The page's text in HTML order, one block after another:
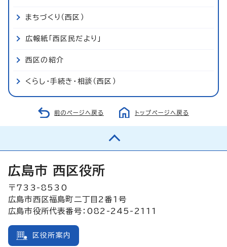
まちづくり（西区）
広報紙「西区民だより」
西区の紹介
くらし・手続き・相談（西区）
前のページへ戻る トップページへ戻る
広島市 西区役所
〒733-8530
広島市西区福島町二丁目2番1号
広島市役所代表番号：082-245-2111
区役所案内